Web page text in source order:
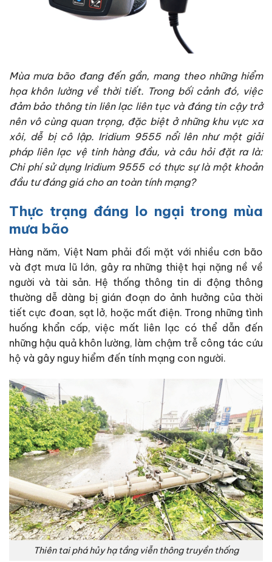
Mùa mưa bão đang đến gần, mang theo những hiểm
họa khôn lường về thời tiết. Trong bối cảnh đó, việc
đảm bảo thông tin liên lạc liên tục và đáng tin cậy trở
nên vô cùng quan trọng, đặc biệt ở những khu vực xa
xôi, dễ bị cô lập. Iridium 9555 nổi lên như một giải
pháp liên lạc vệ tinh hàng đầu, và câu hỏi đặt ra là:
Chi phí sử dụng Iridium 9555 có thực sự là một khoản
đầu tư đáng giá cho an toàn tính mạng?
Thực trạng đáng lo ngại trong mùa
mưa bão
Hàng năm, Việt Nam phải đối mặt với nhiều cơn bão
và đợt mưa lũ lớn, gây ra những thiệt hại nặng nề về
người và tài sản. Hệ thống thông tin di động thông
thường dễ dàng bị gián đoạn do ảnh hưởng của thời
tiết cực đoan, sạt lở, hoặc mất điện. Trong những tình
huống khẩn cấp, việc mất liên lạc có thể dẫn đến
những hậu quả khôn lường, làm chậm trễ công tác cứu
hộ và gây nguy hiểm đến tính mạng con người.
Thiên tai phá hủy hạ tầng viễn thông truyền thống